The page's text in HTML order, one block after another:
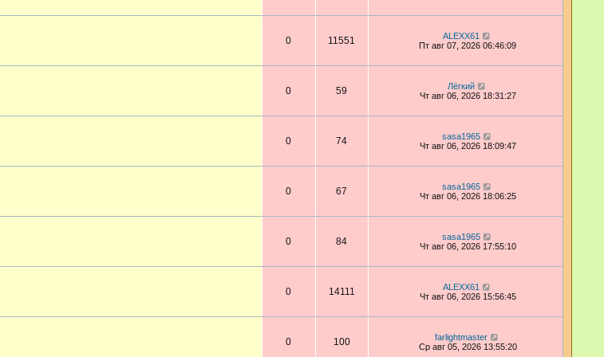
0 11551
ALEXX61
Пт авг 07, 2026 06:46:09
0 59
Лёгкий
Чт авг 06, 2026 18:31:27
0 74
sasa1965
Чт авг 06, 2026 18:09:47
0 67
sasa1965
Чт авг 06, 2026 18:06:25
0 84
sasa1965
Чт авг 06, 2026 17:55:10
0 14111
ALEXX61
Чт авг 06, 2026 15:56:45
0 100
farlightmaster
Ср авг 05, 2026 13:55:20